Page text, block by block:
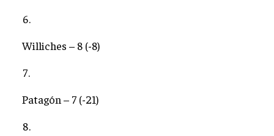
Williches – 8 (-8)
Patagón – 7 (-21)